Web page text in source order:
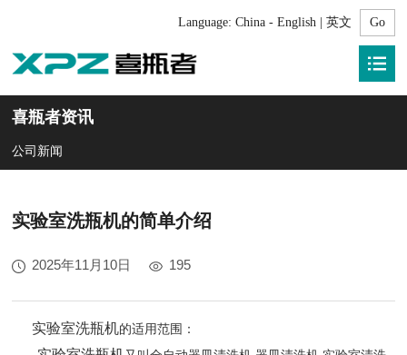
Language: China - English | 英文
喜瓶者资讯
公司新闻
实验室洗瓶机的简单介绍
2025年11月10日 195
实验室洗瓶机的适用范围：